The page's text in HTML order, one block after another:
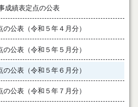
績表定点の公表
公表（令和５年４月分）
の公表（令和５年５月分）
の公表（令和５年６月分）
の公表（令和５年７月分）